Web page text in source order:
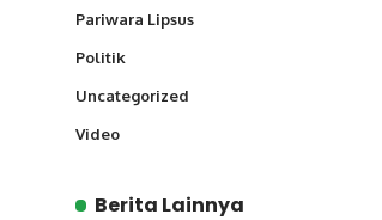
Pariwara Lipsus
Politik
Uncategorized
Video
Berita Lainnya